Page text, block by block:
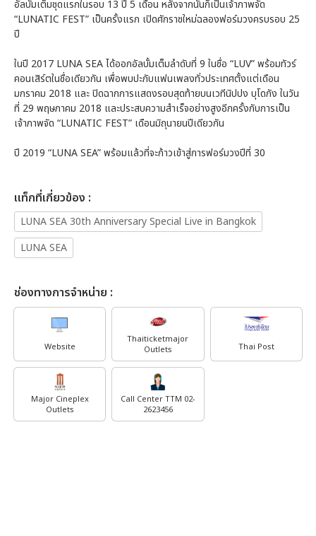
อัลบั้มเต็มชุดแรกในรอบ 13 ปี 5 เดือน หลังจากนั้นก็เป็นเจ้าภาพจัด
“LUNATIC FEST” เป็นครั้งแรก เปิดศักราชใหม่ฉลองฟอร์มวงครบรอบ 25
ปี
ในปี 2017 LUNA SEA ได้ออกอัลบั้มเต็มลำดับที่ 9 ในชื่อ “LUV” พร้อมทัวร์
คอนเสิร์ตในชื่อเดียวกัน เพื่อพบปะกับแฟนเพลงทั่วประเทศตั้งแต่เดือน
มกราคม 2018 และ ปิดฉากการแสดงรอบสุดท้ายบนเวทีนิปปง บุโดกัง ในวัน
ที่ 29 พฤษภาคม 2018 และประสบความสำเร็จอย่างสูงอีกครั้งกับการเป็น
เจ้าภาพจัด “LUNATIC FEST” เดือนมิถุนายนปีเดียวกัน
ปี 2019 “LUNA SEA” พร้อมแล้วที่จะก้าวเข้าสู่การฟอร์มวงปีที่ 30
เเท็กที่เกี่ยวข้อง :
LUNA SEA 30th Anniversary Special Live in Bangkok
LUNA SEA
ช่องทางการจำหน่าย :
Website
Thaiticketmajor
Outlets
Thai Post
Major Cineplex
Outlets
Call Center TTM 02-
2623456